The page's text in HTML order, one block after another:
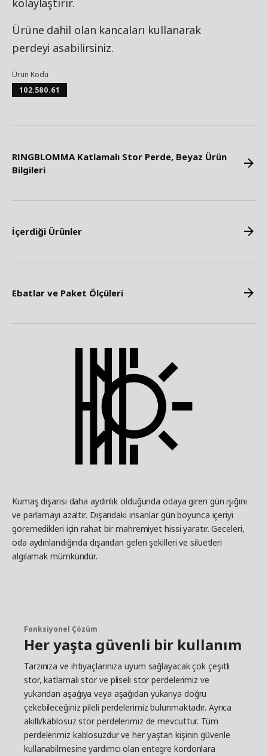
kolaylaştırır.
Ürüne dahil olan kancaları kullanarak
perdeyi asabilirsiniz.
Ürün Kodu
102.580.61
RINGBLOMMA Katlamalı Stor Perde, Beyaz Ürün
Bilgileri
İçerdiği Ürünler
Ebatlar ve Paket Ölçüleri
Kumaş dışarısı daha aydınlık olduğunda odaya giren gün ışığını
ve parlamayı azaltır. Dışarıdaki insanlar gün boyunca içeriyi
göremedikleri için rahat bir mahremiyet hissi yaratır. Geceleri,
oda aydınlandığında dışarıdan gelen şekilleri ve siluetleri
algılamak mümkündür.
Fonksiyonel Çözüm
Her yaşta güvenli bir kullanım
Tarzınıza ve ihtiyaçlarınıza uyum sağlayacak çok çeşitli
stor, katlamalı stor ve pliseli stor perdelerimiz ve
yukarıdan aşağıya veya aşağıdan yukarıya doğru
çekebileceğiniz pileli perdelerimiz bulunmaktadır. Ayrıca
akıllı/kablosuz stor perdelerimiz de mevcuttur. Tüm
perdelerimiz kablosuzdur ve her yaştan kişinin güvenle
kullanabilmesine yardımcı olan entegre kordonlara